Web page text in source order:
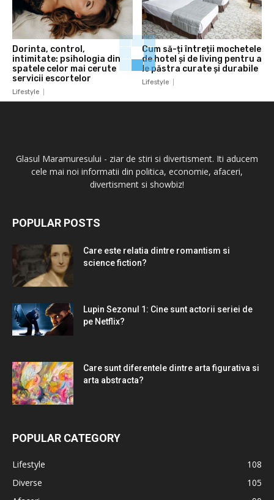
Dorinta, control,
intimitate: psihologia din
spatele celor mai cerute
servicii escortelor
Lifestyle
Cum să-ți întreții mochetele
de hotel și de living pentru a
le păstra curate și durabile
Lifestyle
Glasul Maramuresului - ziar de stiri si divertisment. Iti aducem
cele mai noi informatii din politica, economie, afaceri,
divertisment si showbiz!
POPULAR POSTS
Care este relatia dintre romantism si
science fiction?
Lupin Sezonul 1: Cine sunt actorii seriei de
pe Netflix?
Care sunt diferentele dintre arta figurativa si
arta abstracta?
POPULAR CATEGORY
Lifestyle
108
Diverse
105